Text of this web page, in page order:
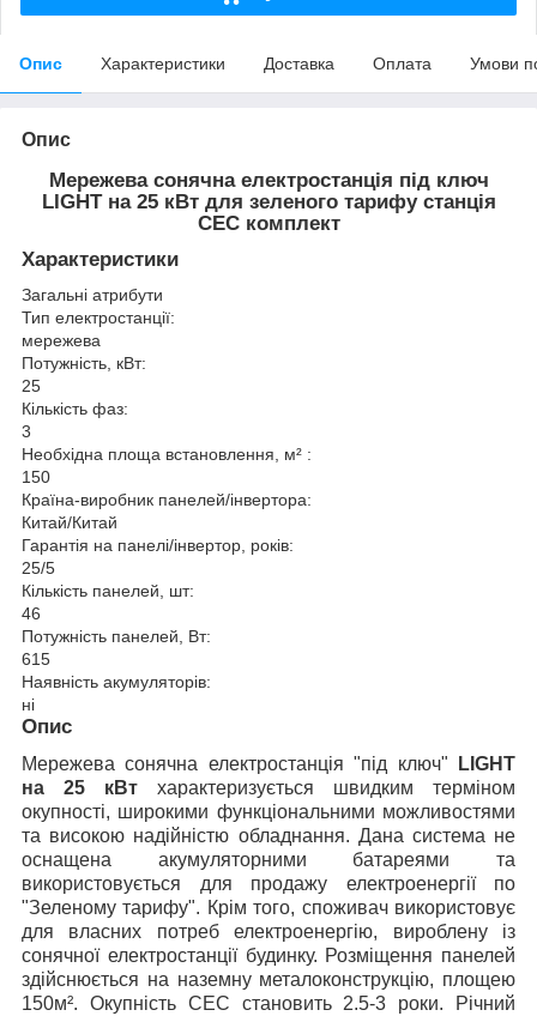
Опис Характеристики Доставка Оплата Умови
Опис
Мережева сонячна електростанція під ключ
LIGHT на 25 кВт для зеленого тарифу станція
СЕС комплект
Характеристики
Загальні атрибути
Тип електростанції:
мережева
Потужність, кВт:
25
Кількість фаз:
3
Необхідна площа встановлення, м² :
150
Країна-виробник панелей/інвертора:
Китай/Китай
Гарантія на панелі/інвертор, років:
25/5
Кількість панелей, шт:
46
Потужність панелей, Вт:
615
Наявність акумуляторів:
ні
Опис
Мережева сонячна електростанція "під ключ"
LIGHT
на 25 кВт характеризується швидким терміном
окупності, широкими функціональними можливостями
та високою надійністю обладнання. Дана система не
оснащена акумуляторними батареями та
використовується для продажу електроенергії по
"Зеленому тарифу". Крім того, споживач використовує
для власних потреб електроенергію, вироблену із
сонячної електростанції будинку. Розміщення панелей
здійснюється на наземну металоконструкцію, площею
150м². Окупність СЕС становить 2.5-3 роки. Річний